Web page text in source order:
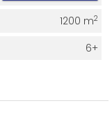
1200 m2
6+